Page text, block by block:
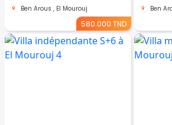
Ben Arous , El Mourouj
580.000 TND
Ben